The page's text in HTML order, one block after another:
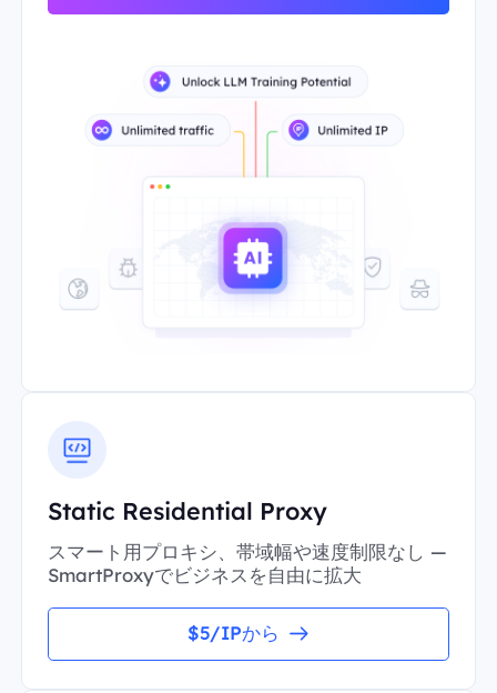
Static Residential Proxy
スマート用プロキシ、帯域幅や速度制限なし —
SmartProxyでビジネスを自由に拡大
$5/IPから